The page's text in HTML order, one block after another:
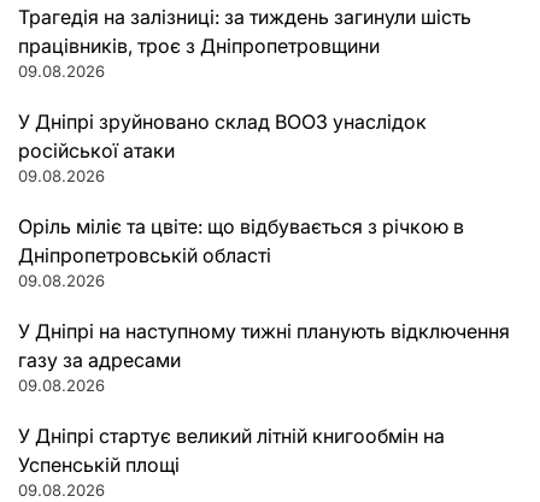
Трагедія на залізниці: за тиждень загинули шість
працівників, троє з Дніпропетровщини
09.08.2026
У Дніпрі зруйновано склад ВООЗ унаслідок
російської атаки
09.08.2026
Оріль міліє та цвіте: що відбувається з річкою в
Дніпропетровській області
09.08.2026
У Дніпрі на наступному тижні планують відключення
газу за адресами
09.08.2026
У Дніпрі стартує великий літній книгообмін на
Успенській площі
09.08.2026